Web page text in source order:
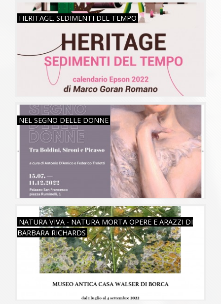
HERITAGE. SEDIMENTI DEL TEMPO
MAR, 26/07/2022
NEL SEGNO DELLE DONNE
VEN, 15/07/2022
NATURA VIVA - NATURA MORTA OPERE E ARAZZI DI
BARBARA RICHARDS
VEN, 01/07/2022